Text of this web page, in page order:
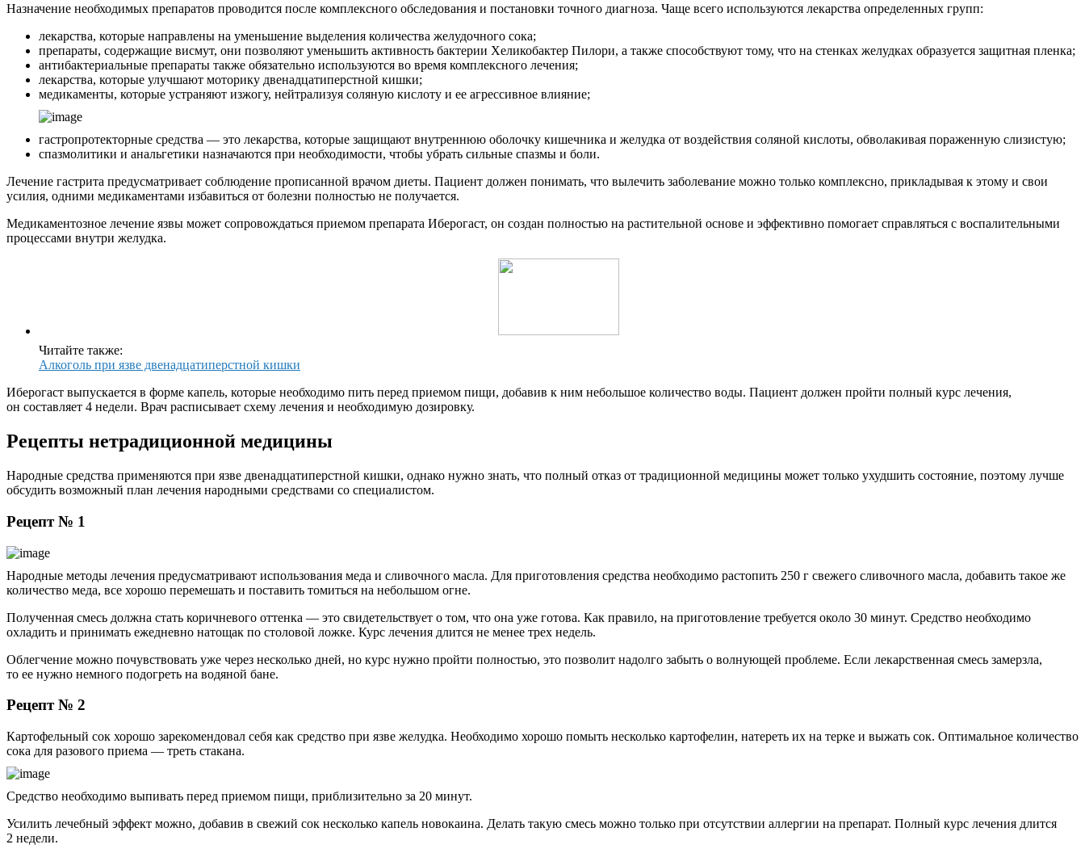
Назначение необходимых препаратов проводится после комплексного обследования и постановки точного диагноза. Чаще всего используются лекарства определенных групп:
лекарства, которые направлены на уменьшение выделения количества желудочного сока;
препараты, содержащие висмут, они позволяют уменьшить активность бактерии Хеликобактер Пилори, а также способствуют тому, что на стенках желудках образуется защитная пленка;
антибактериальные препараты также обязательно используются во время комплексного лечения;
лекарства, которые улучшают моторику двенадцатиперстной кишки;
медикаменты, которые устраняют изжогу, нейтрализуя соляную кислоту и ее агрессивное влияние;
гастропротекторные средства — это лекарства, которые защищают внутреннюю оболочку кишечника и желудка от воздействия соляной кислоты, обволакивая пораженную слизистую;
спазмолитики и анальгетики назначаются при необходимости, чтобы убрать сильные спазмы и боли.
Лечение гастрита предусматривает соблюдение прописанной врачом диеты. Пациент должен понимать, что вылечить заболевание можно только комплексно, прикладывая к этому и свои
усилия, одними медикаментами избавиться от болезни полностью не получается.
Медикаментозное лечение язвы может сопровождаться приемом препарата Иберогаст, он создан полностью на растительной основе и эффективно помогает справляться с воспалительными
процессами внутри желудка.
Читайте также:
Алкоголь при язве двенадцатиперстной кишки
Иберогаст выпускается в форме капель, которые необходимо пить перед приемом пищи, добавив к ним небольшое количество воды. Пациент должен пройти полный курс лечения,
он составляет 4 недели. Врач расписывает схему лечения и необходимую дозировку.
Рецепты нетрадиционной медицины
Народные средства применяются при язве двенадцатиперстной кишки, однако нужно знать, что полный отказ от традиционной медицины может только ухудшить состояние, поэтому лучше
обсудить возможный план лечения народными средствами со специалистом.
Рецепт № 1
Народные методы лечения предусматривают использования меда и сливочного масла. Для приготовления средства необходимо растопить 250 г свежего сливочного масла, добавить такое же
количество меда, все хорошо перемешать и поставить томиться на небольшом огне.
Полученная смесь должна стать коричневого оттенка — это свидетельствует о том, что она уже готова. Как правило, на приготовление требуется около 30 минут. Средство необходимо
охладить и принимать ежедневно натощак по столовой ложке. Курс лечения длится не менее трех недель.
Облегчение можно почувствовать уже через несколько дней, но курс нужно пройти полностью, это позволит надолго забыть о волнующей проблеме. Если лекарственная смесь замерзла,
то ее нужно немного подогреть на водяной бане.
Рецепт № 2
Картофельный сок хорошо зарекомендовал себя как средство при язве желудка. Необходимо хорошо помыть несколько картофелин, натереть их на терке и выжать сок. Оптимальное количество
сока для разового приема — треть стакана.
Средство необходимо выпивать перед приемом пищи, приблизительно за 20 минут.
Усилить лечебный эффект можно, добавив в свежий сок несколько капель новокаина. Делать такую смесь можно только при отсутствии аллергии на препарат. Полный курс лечения длится
2 недели.